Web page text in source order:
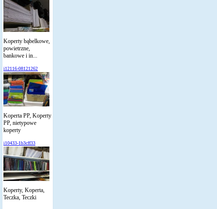
Koperty bąbelkowe,
powietrzne,
bankowe i in...
i12116-08121262
Koperta PP, Koperty
PP, nietypowe
koperty
i10433-1b3cff33
Koperty, Koperta,
Teczka, Teczki